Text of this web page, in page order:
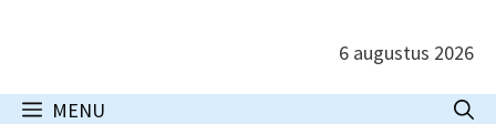
inhoud
6 augustus 2026
MENU